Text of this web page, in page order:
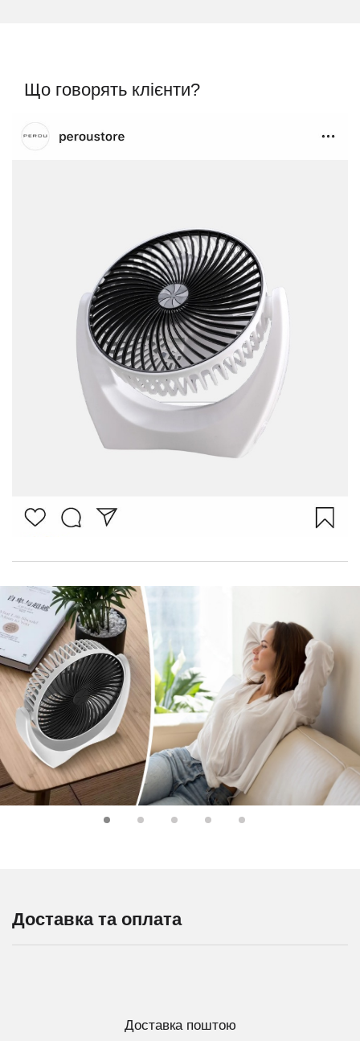
Що говорять клієнти?
Доставка та оплата
Доставка поштою